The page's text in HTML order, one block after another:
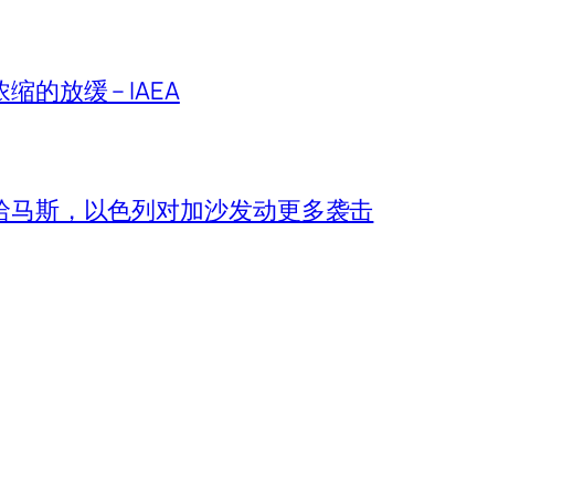
的放缓 – IAEA
斯，以色列对加沙发动更多袭击